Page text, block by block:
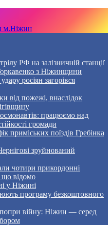
м.Ніжин
РФ на залізничній станції
з Ніжинщини
росіян загорівся
від пожежі, внаслідок
працюємо над
громади
приміських поїздів Гребінка
зруйнований
чотири прикордонні
що відомо
у Ніжині
програму безкоштовного
війну: Ніжин — серед